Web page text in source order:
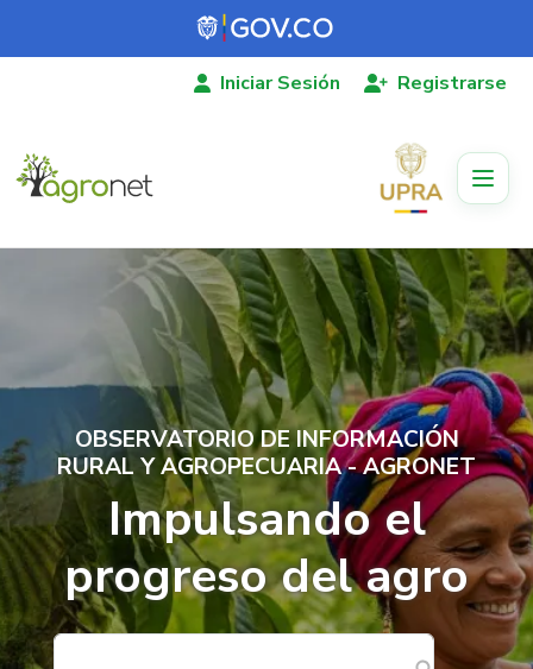
Pasar al contenido principal
Iniciar Sesión Registrarse
OBSERVATORIO DE INFORMACIÓN
RURAL Y AGROPECUARIA - AGRONET
Impulsando el
progreso del agro